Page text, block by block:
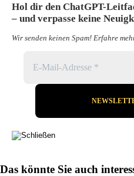
Hol dir den ChatGPT-
– und verpasse keine
Wir senden keinen Spam! Erfahre
Das könnte Sie auch